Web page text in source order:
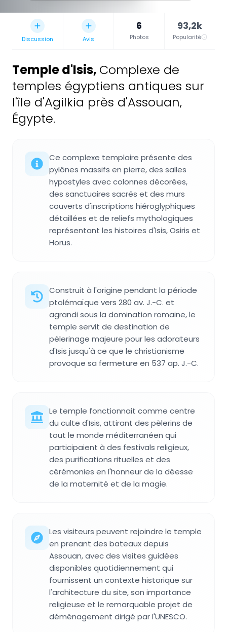
Discussion Avis
6
Photos
93,2k
Popularité
Temple d'Isis, Complexe de
temples égyptiens antiques sur
l'île d'Agilkia près d'Assouan,
Égypte.
Ce complexe templaire présente des
pylônes massifs en pierre, des salles
hypostyles avec colonnes décorées,
des sanctuaires sacrés et des murs
couverts d'inscriptions hiéroglyphiques
détaillées et de reliefs mythologiques
représentant les histoires d'Isis, Osiris et
Horus.
Construit à l'origine pendant la période
ptolémaïque vers 280 av. J.-C. et
agrandi sous la domination romaine, le
temple servit de destination de
pèlerinage majeure pour les adorateurs
d'Isis jusqu'à ce que le christianisme
provoque sa fermeture en 537 ap. J.-C.
Le temple fonctionnait comme centre
du culte d'Isis, attirant des pèlerins de
tout le monde méditerranéen qui
participaient à des festivals religieux,
des purifications rituelles et des
cérémonies en l'honneur de la déesse
de la maternité et de la magie.
Les visiteurs peuvent rejoindre le temple
en prenant des bateaux depuis
Assouan, avec des visites guidées
disponibles quotidiennement qui
fournissent un contexte historique sur
l'architecture du site, son importance
religieuse et le remarquable projet de
déménagement dirigé par l'UNESCO.